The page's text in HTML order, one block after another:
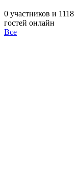
0 участников и 1118
гостей онлайн
Все